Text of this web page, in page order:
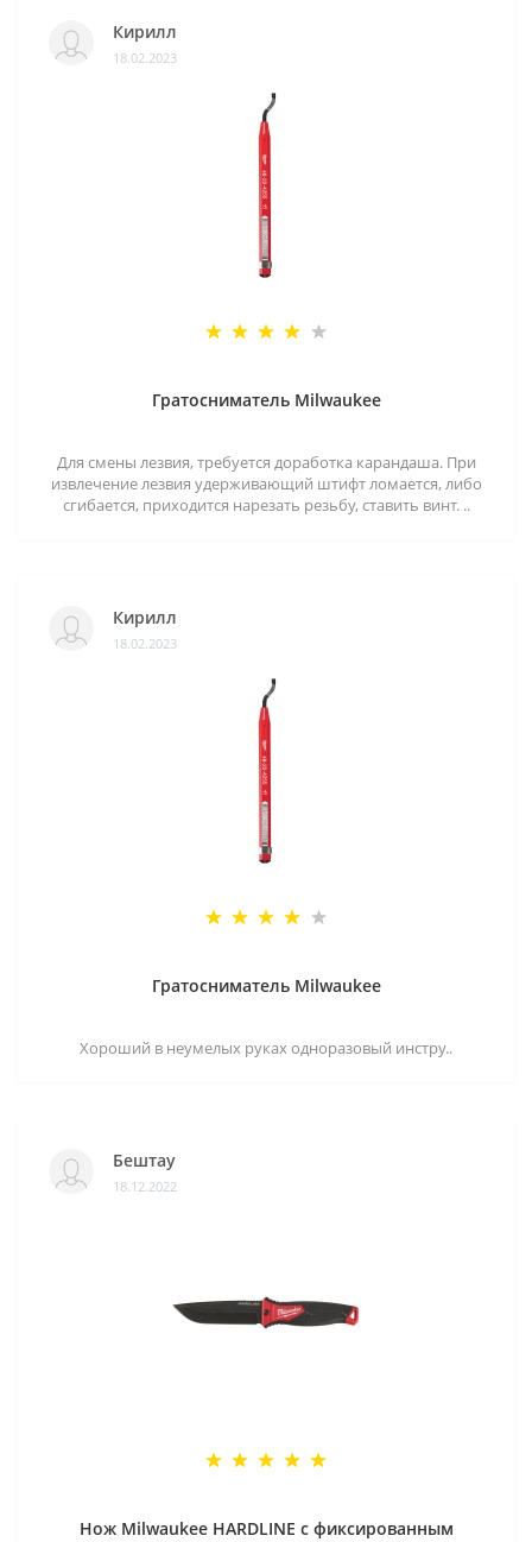
Кирилл
18.02.2023
Гратосниматель Milwaukee
Для смены лезвия, требуется доработка карандаша. При
извлечение лезвия удерживающий штифт ломается, либо
сгибается, приходится нарезать резьбу, ставить винт. ..
Кирилл
18.02.2023
Гратосниматель Milwaukee
Хороший в неумелых руках одноразовый инстру..
Бештау
18.12.2022
Нож Milwaukee HARDLINE с фиксированным